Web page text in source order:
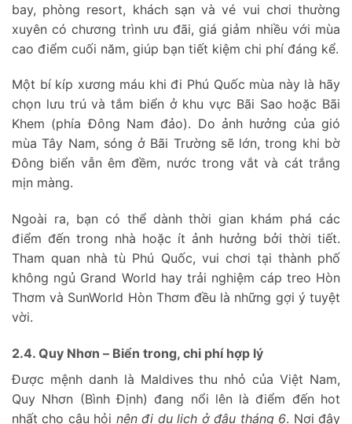
bay, phòng resort, khách sạn và vé vui chơi thường
xuyên có chương trình ưu đãi, giá giảm nhiều với mùa
cao điểm cuối năm, giúp bạn tiết kiệm chi phí đáng kể.
Một bí kíp xương máu khi đi Phú Quốc mùa này là hãy
chọn lưu trú và tắm biển ở khu vực Bãi Sao hoặc Bãi
Khem (phía Đông Nam đảo). Do ảnh hưởng của gió
mùa Tây Nam, sóng ở Bãi Trường sẽ lớn, trong khi bờ
Đông biển vẫn êm đềm, nước trong vắt và cát trắng
mịn màng.
Ngoài ra, bạn có thể dành thời gian khám phá các
điểm đến trong nhà hoặc ít ảnh hưởng bởi thời tiết.
Tham quan nhà tù Phú Quốc, vui chơi tại thành phố
không ngủ Grand World hay trải nghiệm cáp treo Hòn
Thơm và SunWorld Hòn Thơm đều là những gợi ý tuyệt
vời.
2.4. Quy Nhơn – Biển trong, chi phí hợp lý
Được mệnh danh là Maldives thu nhỏ của Việt Nam,
Quy Nhơn (Bình Định) đang nổi lên là điểm đến hot
nhất cho câu hỏi nên đi du lịch ở đâu tháng 6. Nơi đây